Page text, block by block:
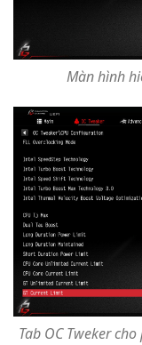
Màn hình
Tab OC Tweker